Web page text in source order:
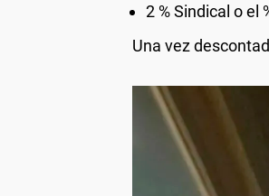
2 % Sindical o el
Una vez